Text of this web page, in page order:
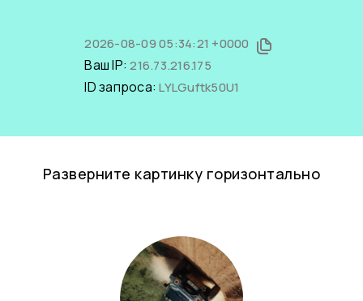
2026-08-09 05:34:21 +0000
Ваш IP:216.73.216.175
ID запроса:LYLGuftk50U1
Разверните картинку горизонтально